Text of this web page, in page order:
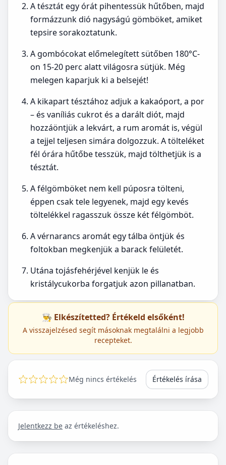
A tésztát egy órát pihentessük hűtőben, majd
formázzunk dió nagyságú gömböket, amiket
tepsire sorakoztatunk.
A gombócokat előmelegített sütőben 180°C-
on 15-20 perc alatt világosra sütjük. Még
melegen kaparjuk ki a belsejét!
A kikapart tésztához adjuk a kakaóport, a por
– és vaníliás cukrot és a darált diót, majd
hozzáöntjük a lekvárt, a rum aromát is, végül
a tejjel teljesen simára dolgozzuk. A tölteléket
fél órára hűtőbe tesszük, majd tölthetjük is a
tésztát.
A félgömböket nem kell púposra tölteni,
éppen csak tele legyenek, majd egy kevés
töltelékkel ragasszuk össze két félgömböt.
A vérnarancs aromát egy tálba öntjük és
foltokban megkenjük a barack felületét.
Utána tojásfehérjével kenjük le és
kristálycukorba forgatjuk azon pillanatban.
👨‍🍳 Elkészítetted? Értékeld elsőként!
A visszajelzésed segít másoknak megtalálni a legjobb
recepteket.
Még nincs értékelés Értékelés írása
Jelentkezz be az értékeléshez.